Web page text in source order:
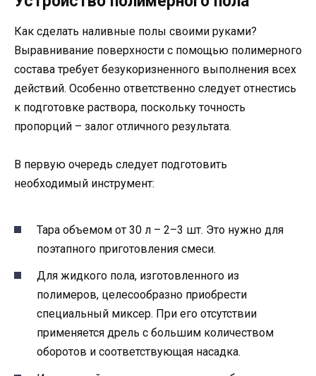
Как сделать наливные полы своими руками?
Выравнивание поверхности с помощью полимерного
состава требует безукоризненного выполнения всех
действий. Особенно ответственно следует отнестись
к подготовке раствора, поскольку точность
пропорций – залог отличного результата.
В первую очередь следует подготовить
необходимый инструмент:
Тара объемом от 30 л – 2–3 шт. Это нужно для
поэтапного приготовления смеси.
Для жидкого пола, изготовленного из
полимеров, целесообразно приобрести
специальный миксер. При его отсутствии
применяется дрель с большим количеством
оборотов и соответствующая насадка.